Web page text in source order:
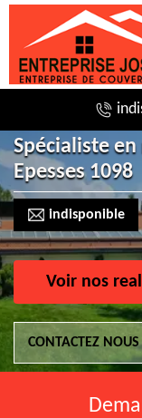
Spécialiste
Epesses 1098
indisponible
Voir nos
CONTACTEZ NOUS